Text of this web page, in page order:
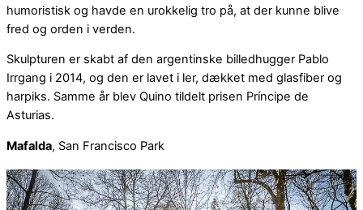
humoristisk og havde en urokkelig tro på, at der kunne blive
fred og orden i verden.
Skulpturen er skabt af den argentinske billedhugger Pablo
Irrgang i 2014, og den er lavet i ler, dækket med glasfiber og
harpiks. Samme år blev Quino tildelt prisen Príncipe de
Asturias.
Mafalda, San Francisco Park